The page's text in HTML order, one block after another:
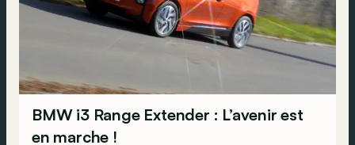
BMW i3 Range Extender : L’avenir est
en marche !